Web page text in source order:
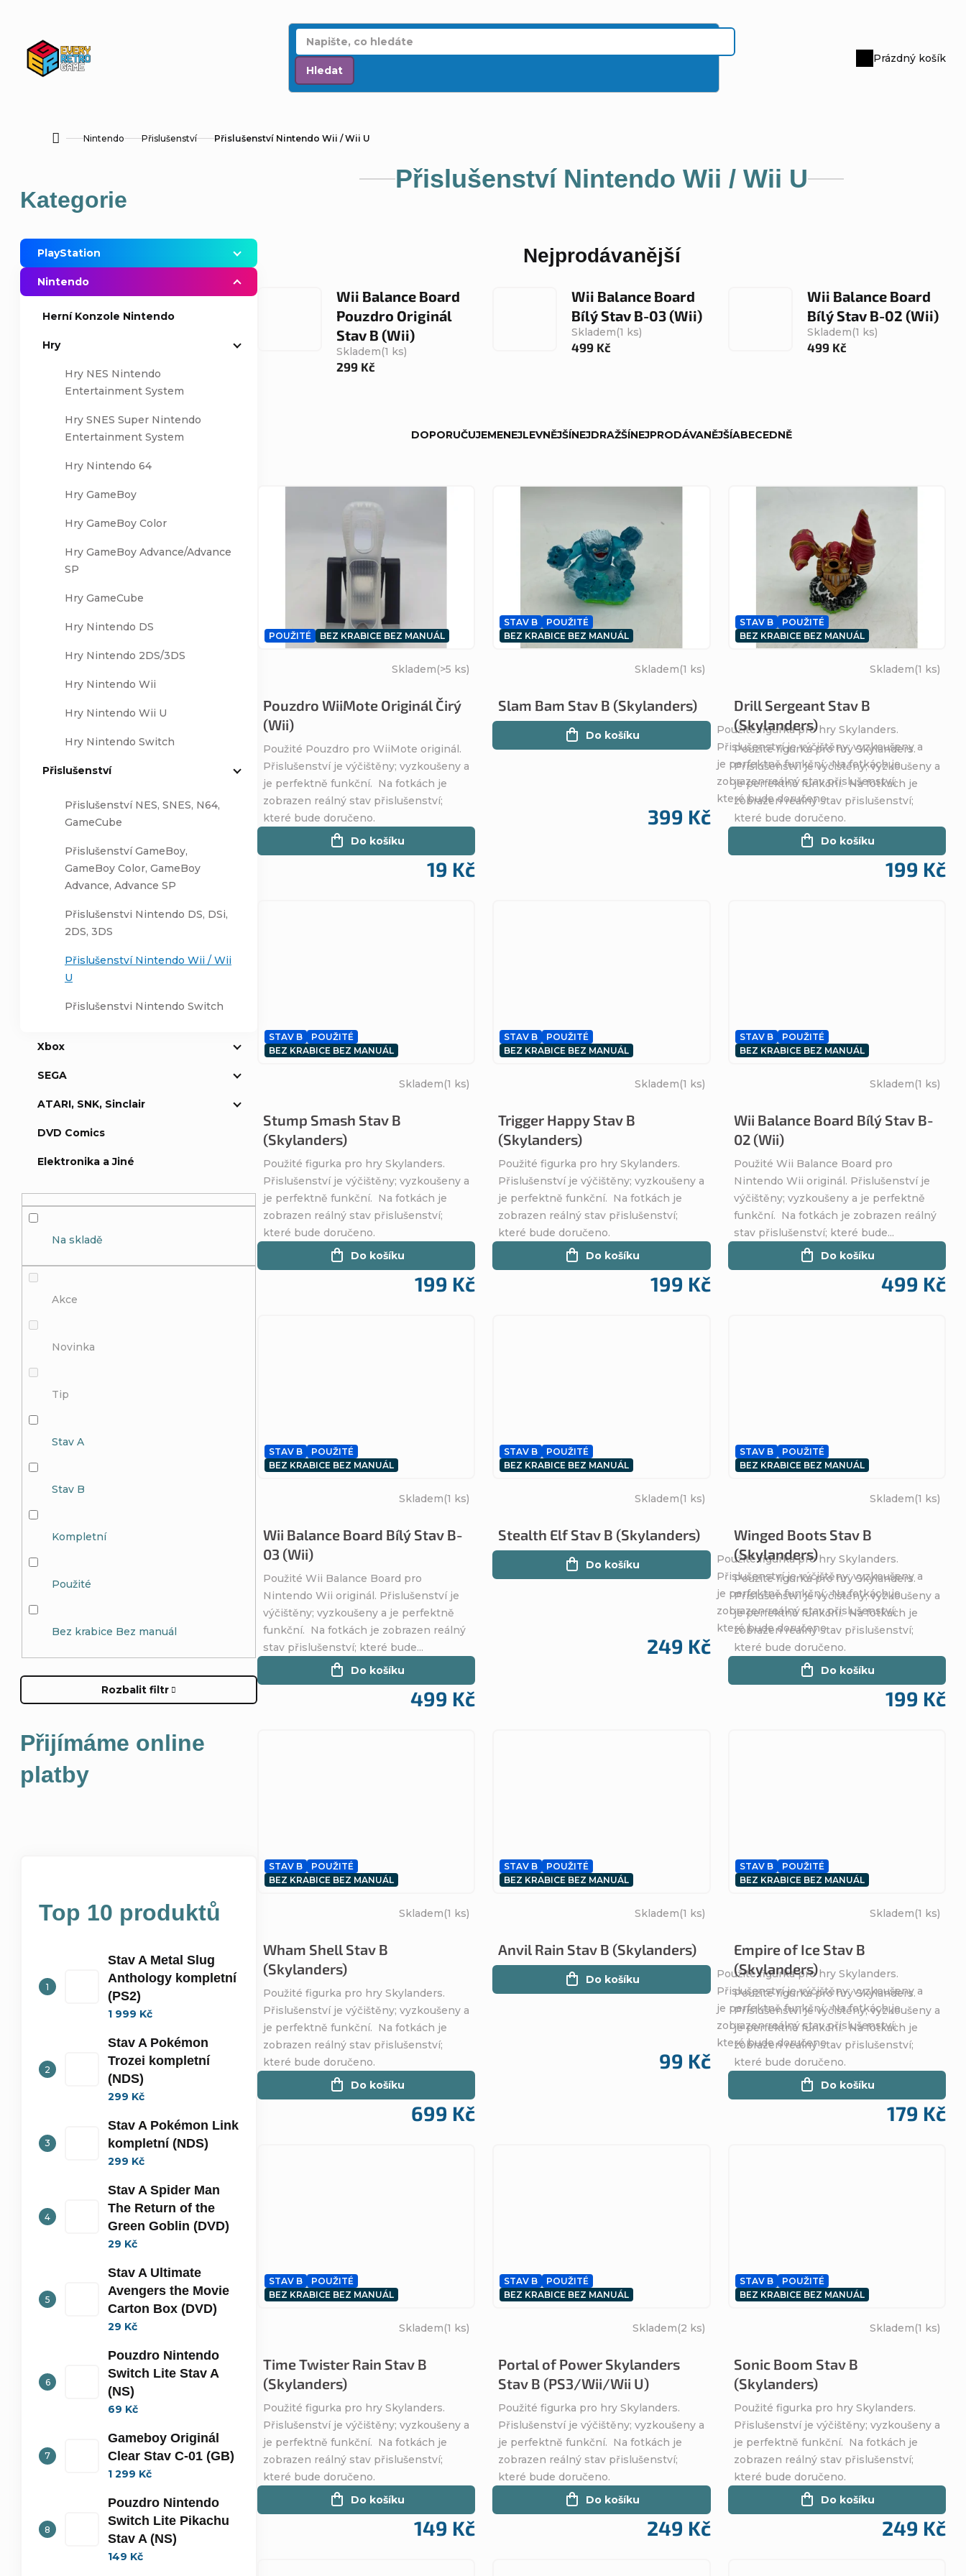
Hledat
Nákupní
Prázdný košík
DomůNintendo Přislušenství Přislušenství Nintendo Wii / Wii U
o
s
t
Přeskočit
kategorie
Kategorie
PlayStation
Nintendo
Herní Konzole Nintendo
Hry
Hry NES Nintendo
Entertainment System
Hry SNES Super Nintendo
Entertainment System
Hry Nintendo 64
Hry GameBoy
Hry GameBoy Color
Hry GameBoy Advance/Advance
SP
Hry GameCube
Hry Nintendo DS
Hry Nintendo 2DS/3DS
Hry Nintendo Wii
Hry Nintendo Wii U
Hry Nintendo Switch
Přislušenství
Přislušenství NES, SNES, N64,
GameCube
Přislušenství GameBoy,
GameBoy Color, GameBoy
Advance, Advance SP
Přislušenstvi Nintendo DS, DSi,
2DS, 3DS
Přislušenství Nintendo Wii / Wii
U
Přislušenstvi Nintendo Switch
Xbox
SEGA
ATARI, SNK, Sinclair
DVD Comics
Elektronika a Jiné
Na skladě
Akce
Novinka
Tip
Stav A
Stav B
Kompletní
Použité
Bez krabice Bez manuál
Rozbalit filtr
Přijímáme online
platby
Top 10 produktů
Stav A Metal Slug
Anthology kompletní
(PS2)
1 999 Kč
Stav A Pokémon
Trozei kompletní
(NDS)
299 Kč
Stav A Pokémon Link
kompletní (NDS)
299 Kč
Stav A Spider Man
The Return of the
Green Goblin (DVD)
29 Kč
Stav A Ultimate
Avengers the Movie
Carton Box (DVD)
29 Kč
Pouzdro Nintendo
Switch Lite Stav A
(NS)
69 Kč
Gameboy Originál
Clear Stav C-01 (GB)
1 299 Kč
Pouzdro Nintendo
Switch Lite Pikachu
Stav A (NS)
149 Kč
Přislušenství Nintendo Wii / Wii U
Nejprodávanější
Wii Balance Board
Pouzdro Originál
Stav B (Wii)
Skladem(1 ks)
299 Kč
Wii Balance Board
Bílý Stav B-03 (Wii)
Skladem(1 ks)
499 Kč
Wii Balance Board
Bílý Stav B-02 (Wii)
Skladem(1 ks)
499 Kč
p
o
d
u
k
t
DOPORUČUJEMENEJLEVNĚJŠÍNEJDRAŽŠÍNEJPRODÁVANĚJŠÍABECEDNĚ
s
r
o
d
u
k
POUŽITÉ BEZ KRABICE BEZ MANUÁL
Pouzdro WiiMote Originál Čirý
(Wii)
Skladem(>5 ks)
19 Kč
Do košíku
Použité Pouzdro pro WiiMote originál.
Přislušenství je výčištěny; vyzkoušeny a
je perfektně funkční. Na fotkách je
zobrazen reálný stav přislušenství;
které bude doručeno.
STAV B
POUŽITÉ
BEZ KRABICE BEZ MANUÁL
Slam Bam Stav B (Skylanders)
Skladem(1 ks)
399 Kč
Do košíku
Použité figurka pro hry Skylanders.
Přislušenství je výčištěny; vyzkoušeny a
je perfektně funkční. Na fotkách je
zobrazen reálný stav přislušenství;
které bude doručeno.
STAV B
POUŽITÉ
BEZ KRABICE BEZ MANUÁL
Drill Sergeant Stav B
(Skylanders)
Skladem(1 ks)
199 Kč
Do košíku
Použité figurka pro hry Skylanders.
Přislušenství je výčištěny; vyzkoušeny a
je perfektně funkční. Na fotkách je
zobrazen reálný stav přislušenství;
které bude doručeno.
STAV B
POUŽITÉ
BEZ KRABICE BEZ MANUÁL
Stump Smash Stav B
(Skylanders)
Skladem(1 ks)
199 Kč
Do košíku
Použité figurka pro hry Skylanders.
Přislušenství je výčištěny; vyzkoušeny a
je perfektně funkční. Na fotkách je
zobrazen reálný stav přislušenství;
které bude doručeno.
STAV B
POUŽITÉ
BEZ KRABICE BEZ MANUÁL
Trigger Happy Stav B
(Skylanders)
Skladem(1 ks)
199 Kč
Do košíku
Použité figurka pro hry Skylanders.
Přislušenství je výčištěny; vyzkoušeny a
je perfektně funkční. Na fotkách je
zobrazen reálný stav přislušenství;
které bude doručeno.
STAV B
POUŽITÉ
BEZ KRABICE BEZ MANUÁL
Wii Balance Board Bílý Stav B-
02 (Wii)
Skladem(1 ks)
499 Kč
Do košíku
Použité Wii Balance Board pro
Nintendo Wii originál. Přislušenství je
výčištěny; vyzkoušeny a je perfektně
funkční. Na fotkách je zobrazen reálný
stav přislušenství; které bude...
STAV B
POUŽITÉ
BEZ KRABICE BEZ MANUÁL
Wii Balance Board Bílý Stav B-
03 (Wii)
Skladem(1 ks)
499 Kč
Do košíku
Použité Wii Balance Board pro
Nintendo Wii originál. Přislušenství je
výčištěny; vyzkoušeny a je perfektně
funkční. Na fotkách je zobrazen reálný
stav přislušenství; které bude...
STAV B
POUŽITÉ
BEZ KRABICE BEZ MANUÁL
Stealth Elf Stav B (Skylanders)
Skladem(1 ks)
249 Kč
Do košíku
Použité figurka pro hry Skylanders.
Přislušenství je výčištěny; vyzkoušeny a
je perfektně funkční. Na fotkách je
zobrazen reálný stav přislušenství;
které bude doručeno.
STAV B
POUŽITÉ
BEZ KRABICE BEZ MANUÁL
Winged Boots Stav B
(Skylanders)
Skladem(1 ks)
199 Kč
Do košíku
Použité figurka pro hry Skylanders.
Přislušenství je výčištěny; vyzkoušeny a
je perfektně funkční. Na fotkách je
zobrazen reálný stav přislušenství;
které bude doručeno.
STAV B
POUŽITÉ
BEZ KRABICE BEZ MANUÁL
Wham Shell Stav B
(Skylanders)
Skladem(1 ks)
699 Kč
Do košíku
Použité figurka pro hry Skylanders.
Přislušenství je výčištěny; vyzkoušeny a
je perfektně funkční. Na fotkách je
zobrazen reálný stav přislušenství;
které bude doručeno.
STAV B
POUŽITÉ
BEZ KRABICE BEZ MANUÁL
Anvil Rain Stav B (Skylanders)
Skladem(1 ks)
99 Kč
Do košíku
Použité figurka pro hry Skylanders.
Přislušenství je výčištěny; vyzkoušeny a
je perfektně funkční. Na fotkách je
zobrazen reálný stav přislušenství;
které bude doručeno.
STAV B
POUŽITÉ
BEZ KRABICE BEZ MANUÁL
Empire of Ice Stav B
(Skylanders)
Skladem(1 ks)
179 Kč
Do košíku
Použité figurka pro hry Skylanders.
Přislušenství je výčištěny; vyzkoušeny a
je perfektně funkční. Na fotkách je
zobrazen reálný stav přislušenství;
které bude doručeno.
STAV B
POUŽITÉ
BEZ KRABICE BEZ MANUÁL
Time Twister Rain Stav B
(Skylanders)
Skladem(1 ks)
149 Kč
Do košíku
Použité figurka pro hry Skylanders.
Přislušenství je výčištěny; vyzkoušeny a
je perfektně funkční. Na fotkách je
zobrazen reálný stav přislušenství;
které bude doručeno.
STAV B
POUŽITÉ
BEZ KRABICE BEZ MANUÁL
Portal of Power Skylanders
Stav B (PS3/Wii/Wii U)
Skladem(2 ks)
249 Kč
Do košíku
Použité figurka pro hry Skylanders.
Přislušenství je výčištěny; vyzkoušeny a
je perfektně funkční. Na fotkách je
zobrazen reálný stav přislušenství;
které bude doručeno.
STAV B
POUŽITÉ
BEZ KRABICE BEZ MANUÁL
Sonic Boom Stav B
(Skylanders)
Skladem(1 ks)
249 Kč
Do košíku
Použité figurka pro hry Skylanders.
Přislušenství je výčištěny; vyzkoušeny a
je perfektně funkční. Na fotkách je
zobrazen reálný stav přislušenství;
které bude doručeno.